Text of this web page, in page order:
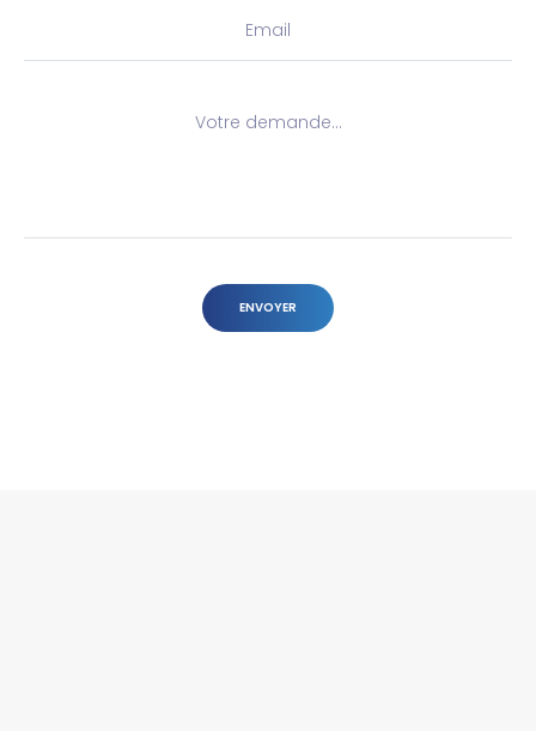
Email
Votre demande...
ENVOYER